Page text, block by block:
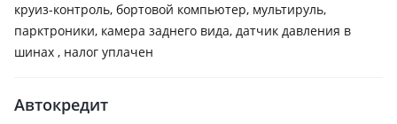
круиз-контроль, бортовой компьютер, мультируль,
парктроники, камера заднего вида, датчик давления в
шинах , налог уплачен
Автокредит